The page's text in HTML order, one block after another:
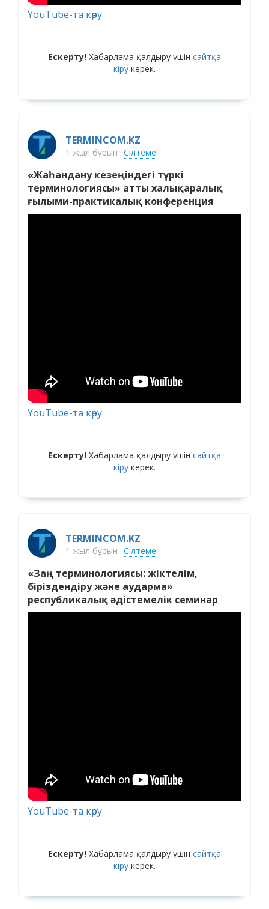
YouTube-та көру
Ескерту! Хабарлама қалдыру үшін сайтқа
кіру керек.
TERMINCOM.KZ
1 жыл бұрын Сілтеме
«Жаһандану кезеңіндегі түркі
терминологиясы» атты халықаралық
ғылыми-практикалық конференция
YouTube-та көру
Ескерту! Хабарлама қалдыру үшін сайтқа
кіру керек.
TERMINCOM.KZ
1 жыл бұрын Сілтеме
«Заң терминологиясы: жіктелім,
біріздендіру және аударма»
республикалық әдістемелік семинар
YouTube-та көру
Ескерту! Хабарлама қалдыру үшін сайтқа
кіру керек.